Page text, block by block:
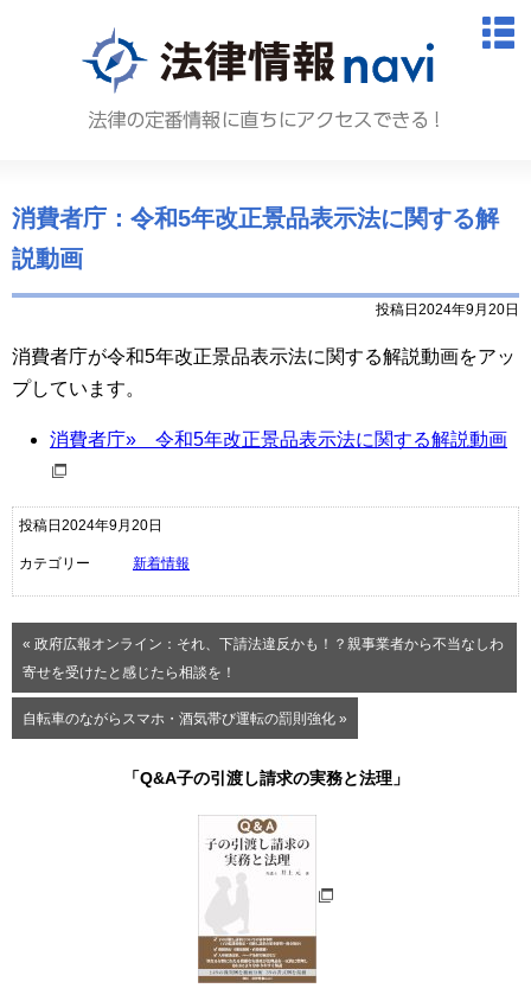
法律情
消費者庁：令和5年改正景品表示法に関する解
説動画
投稿日2024年9月20日
消費者庁が令和5年改正景品表示法に関する解説動画をアッ
プしています。
消費者庁» 令和5年改正景品表示法に関する解説動画
投稿日2024年9月20日
カテゴリー 新着情報
« 政府広報オンライン：それ、下請法違反かも！？親事業者から不当なしわ
寄せを受けたと感じたら相談を！
自転車のながらスマホ・酒気帯び運転の罰則強化 »
「Q&A子の引渡し請求の実務と法理」